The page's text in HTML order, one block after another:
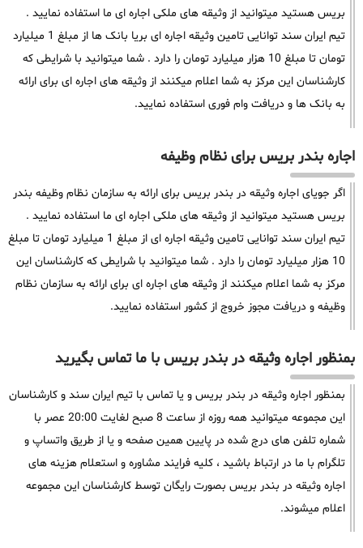
بریس هستید میتوانید از وثیقه های ملکی اجاره ای ما استفاده نمایید .
تیم ایران سند توانایی تامین وثیقه اجاره ای بریا بانک ها از مبلغ 1 میلیارد
تومان تا مبلغ 10 هزار میلیارد تومان را دارد . شما میتوانید با شرایطی که
کارشناسان این مرکز به شما اعلام میکنند از وثیقه های اجاره ای برای ارائه
به بانک ها و دریافت وام فوری استفاده نمایید.
اجاره بندر بریس برای نظام وظیفه
اگر جویای اجاره وثیقه در بندر بریس برای ارائه به سازمان نظام وظیفه بندر
بریس هستید میتوانید از وثیقه های ملکی اجاره ای ما استفاده نمایید .
تیم ایران سند توانایی تامین وثیقه اجاره ای از مبلغ 1 میلیارد تومان تا مبلغ
10 هزار میلیارد تومان را دارد . شما میتوانید با شرایطی که کارشناسان این
مرکز به شما اعلام میکنند از وثیقه های اجاره ای برای ارائه به سازمان نظام
وظیفه و دریافت مجوز خروج از کشور استفاده نمایید.
بمنظور اجاره وثیقه در بندر بریس با ما تماس بگیرید
بمنظور اجاره وثیقه در بندر بریس و یا تماس با تیم ایران سند و کارشناسان
این مجموعه میتوانید همه روزه از ساعت 8 صبح لغایت 20:00 عصر با
شماره تلفن های درج شده در پایین همین صفحه و یا از طریق واتساپ و
تلگرام با ما در ارتباط باشید ، کلیه فرایند مشاوره و استعلام هزینه های
اجاره وثیقه در بندر بریس بصورت رایگان توسط کارشناسان این مجموعه
اعلام میشوند.